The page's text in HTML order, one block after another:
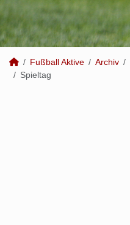
Fußball Aktive Archiv
Spieltag